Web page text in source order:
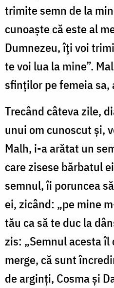
trimite semn de la
cunoaște că este al
Dumnezeu, îți voi
te voi lua la mine”.
sfinților pe femeia sa,
Trecând câteva zile,
unui om cunoscut și,
Malh, i-a arătat un
care zisese bărbatul
semnul, îi poruncea
ei, zicând: „pe mine
tău ca să te duc la
zis: „Semnul acesta îl
merge, că sunt
de arginți, Cosma și